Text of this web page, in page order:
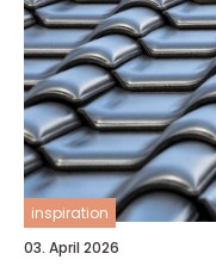
inspiration
03. April 2026